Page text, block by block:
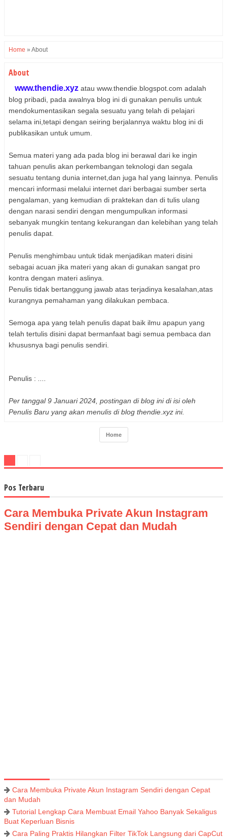
Home » About
About
www.thendie.xyz atau www.thendie.blogspot.com adalah
blog pribadi, pada awalnya blog ini di gunakan penulis untuk
mendokumentasikan segala sesuatu yang telah di pelajari
selama ini,tetapi dengan seiring berjalannya waktu blog ini di
publikasikan untuk umum.
Semua materi yang ada pada blog ini berawal dari ke ingin
tahuan penulis akan perkembangan teknologi dan segala
sesuatu tentang dunia internet,dan juga hal yang lainnya. Penulis
mencari informasi melalui internet dari berbagai sumber serta
pengalaman, yang kemudian di praktekan dan di tulis ulang
dengan narasi sendiri dengan mengumpulkan informasi
sebanyak mungkin tentang kekurangan dan kelebihan yang telah
penulis dapat.
Penulis menghimbau untuk tidak menjadikan materi disini
sebagai acuan jika materi yang akan di gunakan sangat pro
kontra dengan materi aslinya.
Penulis tidak bertanggung jawab atas terjadinya kesalahan,atas
kurangnya pemahaman yang dilakukan pembaca.
Semoga apa yang telah penulis dapat baik ilmu apapun yang
telah tertulis disini dapat bermanfaat bagi semua pembaca dan
khususnya bagi penulis sendiri.
Penulis : ....
Per tanggal 9 Januari 2024, postingan di blog ini di isi oleh
Penulis Baru yang akan menulis di blog thendie.xyz ini.
Home
Pos Terbaru
Cara Membuka Private Akun Instagram
Sendiri dengan Cepat dan Mudah
Cara Membuka Private Akun Instagram Sendiri dengan Cepat
dan Mudah
Tutorial Lengkap Cara Membuat Email Yahoo Banyak Sekaligus
Buat Keperluan Bisnis
Cara Paling Praktis Hilangkan Filter TikTok Langsung dari CapCut